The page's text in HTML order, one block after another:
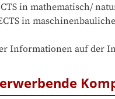
in mathematisch/
in
Informationen auf der